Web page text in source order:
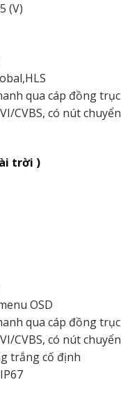
(V)
qua cáp đồng trục
CVBS, có nút chuyển
trời )
OSD
qua cáp đồng trục
CVBS, có nút chuyển
trắng cố định